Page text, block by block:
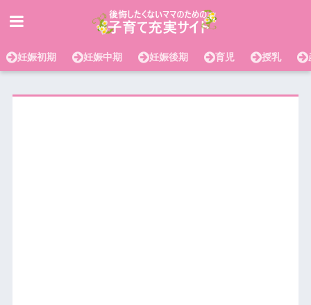
妊娠初期 妊娠中期 妊娠後期 育児 授乳